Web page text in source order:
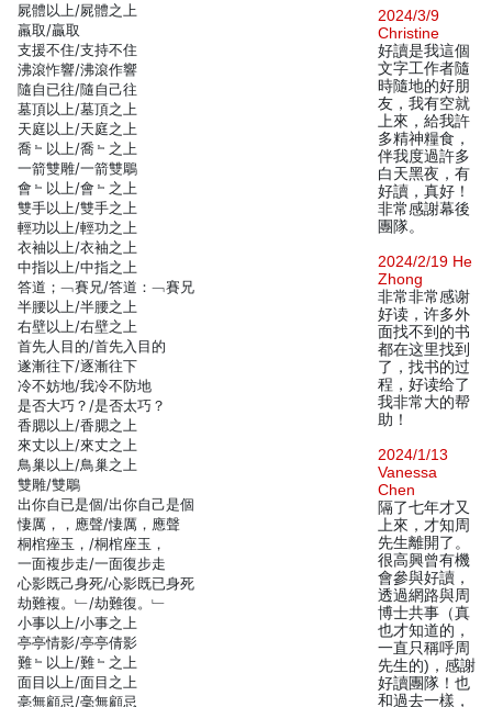
屍體以上/屍體之上
羸取/贏取
支援不住/支持不住
沸滾怍響/沸滾作響
隨自已往/隨自己往
墓頂以上/墓頂之上
天庭以上/天庭之上
喬﹄以上/喬﹄之上
一箭雙雕/一箭雙鵰
會﹄以上/會﹄之上
雙手以上/雙手之上
輕功以上/輕功之上
衣袖以上/衣袖之上
中指以上/中指之上
答道；﹁賽兄/答道：﹁賽兄
半腰以上/半腰之上
右壁以上/右壁之上
首先人目的/首先入目的
遂漸往下/逐漸往下
冷不妨地/我冷不防地
是否大巧？/是否太巧？
香腮以上/香腮之上
來丈以上/來丈之上
鳥巢以上/鳥巢之上
雙雕/雙鵰
出你自已是個/出你自己是個
悽厲，，應聲/悽厲，應聲
桐棺痤玉，/桐棺座玉，
一面複步走/一面復步走
心影既己身死/心影既已身死
劫難複。﹂/劫難復。﹂
小事以上/小事之上
亭亭情影/亭亭倩影
難﹄以上/難﹄之上
面目以上/面目之上
亳無顧忌/毫無顧忌
2024/3/9
Christine
好讀是我這個
文字工作者隨
時隨地的好朋
友，我有空就
上來，給我許
多精神糧食，
伴我度過許多
白天黑夜，有
好讀，真好！
非常感謝幕後
團隊。
2024/2/19 He
Zhong
非常非常感谢
好读，许多外
面找不到的书
都在这里找到
了，找书的过
程，好读给了
我非常大的帮
助！
2024/1/13
Vanessa
Chen
隔了七年才又
上來，才知周
先生離開了。
很高興曾有機
會參與好讀，
透過網路與周
博士共事（真
也才知道的，
一直只稱呼周
先生的)，感謝
好讀團隊！也
和過去一樣，